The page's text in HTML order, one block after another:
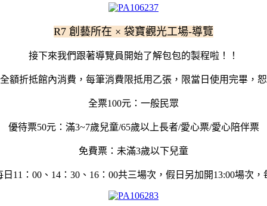
R7 創藝所在 × 袋寶觀光工場-導覽
接下來我們跟著導覽員開始了解包包的製程啦！！
額折抵館內消費，每筆消費限抵用乙張，限當日使用完畢，
全票100元：一般民眾
優待票50元：滿3~7歲兒童/65歲以上長者/愛心票/愛心陪伴票
免費票：未滿3歲以下兒童
11：00、14：30、16：00共三場次，假日另加開13:00場次，